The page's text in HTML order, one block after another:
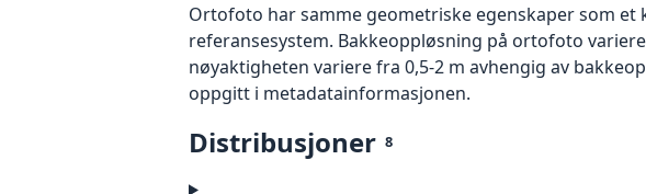
Ortofoto har samme geometriske egenskaper som
referansesystem. Bakkeoppløsning på ortofoto
nøyaktigheten variere fra 0,5-2 m avhengig av
oppgitt i metadatainformasjonen.
Distribusjoner 8